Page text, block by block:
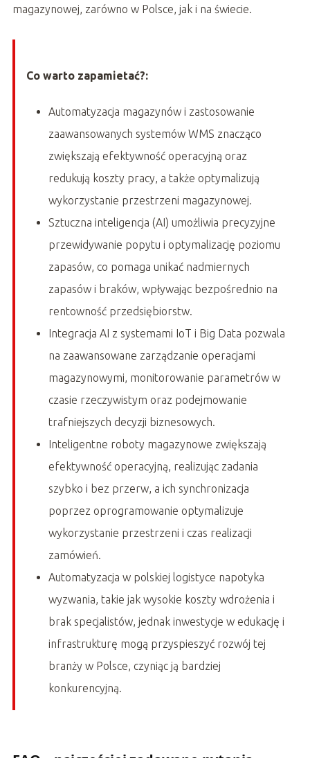
magazynowej, zarówno w Polsce, jak i na świecie.
Co warto zapamietać?:
Automatyzacja magazynów i zastosowanie
zaawansowanych systemów WMS znacząco
zwiększają efektywność operacyjną oraz
redukują koszty pracy, a także optymalizują
wykorzystanie przestrzeni magazynowej.
Sztuczna inteligencja (AI) umożliwia precyzyjne
przewidywanie popytu i optymalizację poziomu
zapasów, co pomaga unikać nadmiernych
zapasów i braków, wpływając bezpośrednio na
rentowność przedsiębiorstw.
Integracja AI z systemami IoT i Big Data pozwala
na zaawansowane zarządzanie operacjami
magazynowymi, monitorowanie parametrów w
czasie rzeczywistym oraz podejmowanie
trafniejszych decyzji biznesowych.
Inteligentne roboty magazynowe zwiększają
efektywność operacyjną, realizując zadania
szybko i bez przerw, a ich synchronizacja
poprzez oprogramowanie optymalizuje
wykorzystanie przestrzeni i czas realizacji
zamówień.
Automatyzacja w polskiej logistyce napotyka
wyzwania, takie jak wysokie koszty wdrożenia i
brak specjalistów, jednak inwestycje w edukację i
infrastrukturę mogą przyspieszyć rozwój tej
branży w Polsce, czyniąc ją bardziej
konkurencyjną.